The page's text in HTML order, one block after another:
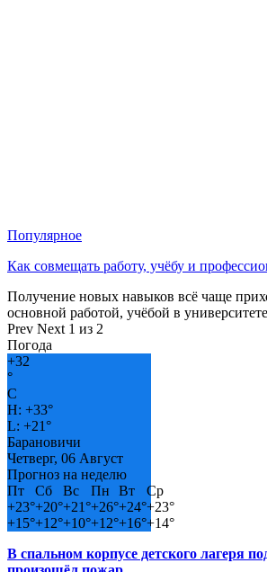
Популярное
Как совмещать работу, учёбу и
Получение новых навыков всё чаще
основной работой, учёбой в
Prev Next 1 из 2
Погода
+32
°
C
H: +33°
L: +21°
Барановичи
Четверг, 06 Август
Прогноз на неделю
Пт
Сб Вс Пн Вт
Ср
+23°+20°+21°+26°+24°+23°
+15°+12°+10°+12°+16°+14°
В спальном корпусе детского лагеря